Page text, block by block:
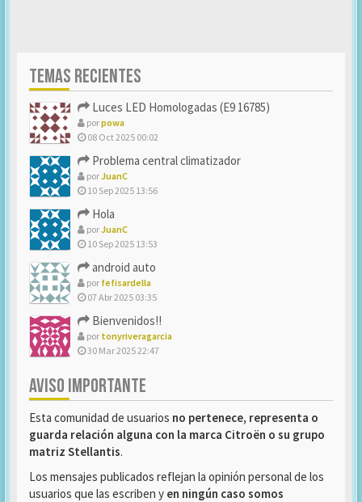
TEMAS RECIENTES
Luces LED Homologadas (E9 16785)
porpowa
08 Oct 2025 00:02
Problema central climatizador
porJuanC
10 Sep 2025 13:56
Hola
porJuanC
10 Sep 2025 13:53
android auto
por fefisardella
07 Abr 2025 03:35
Bienvenidos!!
por tonyriveragarcia
30 Mar 2025 22:47
AVISO IMPORTANTE
Esta comunidad de usuarios no pertenece, representa o
guarda relación alguna con la marca Citroën o su grupo
matriz Stellantis.
Los mensajes publicados reflejan la opinión personal de los
usuarios que las escriben y en ningún caso somos